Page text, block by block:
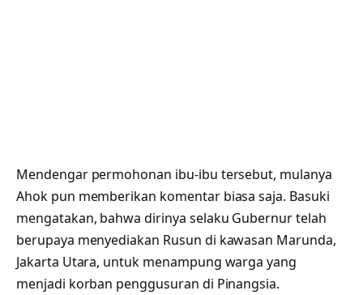
Mendengar permohonan ibu-ibu tersebut, mulanya
Ahok pun memberikan komentar biasa saja. Basuki
mengatakan, bahwa dirinya selaku Gubernur telah
berupaya menyediakan Rusun di kawasan Marunda,
Jakarta Utara, untuk menampung warga yang
menjadi korban penggusuran di Pinangsia.